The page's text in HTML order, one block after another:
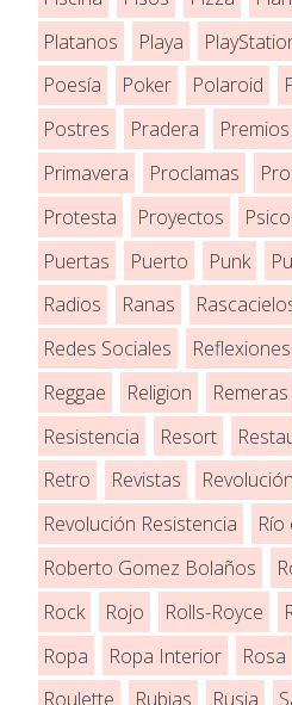
Platanos
Playa
Poesía
Poker Polaroid
Postres
Pradera Premios
Primavera
Proclamas
Protesta
Proyectos
Puertas
Puerto Punk
Radios
Ranas
Redes Sociales
Reflexiones
Reggae
Religion Remeras
Resistencia
Resort
Retro
Revistas
Revolución
Revolución Resistencia
Río
Roberto Gomez Bolaños
Rock
Rojo Rolls-Royce
Ropa
Ropa Interior Rosa
Roulette
Rubias Rusia